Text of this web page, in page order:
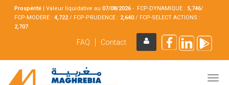
Prospérité | Valeur liquidative au07/08/2026 - FCP-DYNAMIQUE : 5,746/
FCP-MODERE :4,722/ FCP-PRUDENCE : 2,640 / FCP-SELECT ACTIONS :
2,707
FAQ Contact